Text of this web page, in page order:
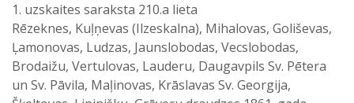
1. uzskaites saraksta 210.a lieta
Rēzeknes, Kuļņevas (Ilzeskalna), Mihalovas, Goliševas,
Ļamonovas, Ludzas, Jaunslobodas, Vecslobodas,
Brodaižu, Vertulovas, Lauderu, Daugavpils Sv. Pētera
un Sv. Pāvila, Maļinovas, Krāslavas Sv. Georgija,